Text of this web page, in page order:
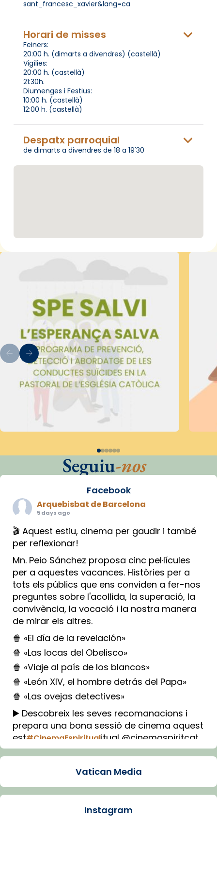
sant_francesc_xavier&lang=ca
Horari de misses
Feiners:
20:00 h. (dimarts a divendres) (castellà)
Vigílies:
20:00 h. (castellà)
21:30h.
Diumenges i Festius:
10:00 h. (castellà)
12:00 h. (castellà)
Despatx parroquial
de dimarts a divendres de 18 a 19'30
Seguiu-nos
Facebook
Arquebisbat de Barcelona
5 days ago
🎬 Aquest estiu, cinema per gaudir i també
per reflexionar!
Mn. Peio Sánchez proposa cinc pel·lícules
per a aquestes vacances. Històries per a
tots els públics que ens conviden a fer-nos
preguntes sobre l'acollida, la superació, la
convivència, la vocació i la nostra manera
de mirar els altres.
🍿 «El día de la revelación»
🍿 «Las locas del Obelisco»
🍿 «Viaje al país de los blancos»
🍿 «León XIV, el hombre detrás del Papa»
🍿 «Las ovejas detectives»
▶️ Descobreix les seves recomanacions i
prepara una bona sessió de cinema aquest
est#CinemaEspiritualitual @cinemaspiritcat
Imatge: Generada amb IA (OpenAI)
Arquebisbat de Barcelona
Vatican Media
Instagram